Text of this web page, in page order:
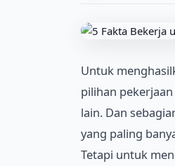
Untuk
pilihan
lain. Dan
yang paling
Tetapi untuk